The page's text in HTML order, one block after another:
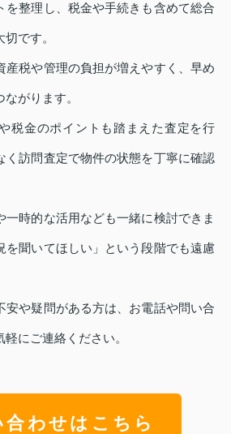
を整理し、税金や手続きも含めて総合
です。
産税や管理の負担が増えやすく、早め
がります。
税金のポイントも踏まえた査定を行
く訪問査定で物件の状態を丁寧に確認
一時的な活用なども一緒に検討できま
を聞いてほしい」という段階でも遠慮
安や疑問がある方は、お電話や問い合
にご連絡ください。
合わせはこちら